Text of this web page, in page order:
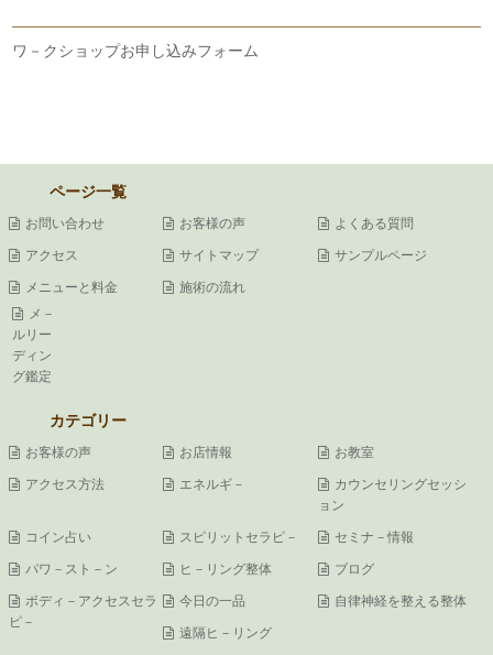
ワ－クショップお申し込みフォーム
ページ一覧
お問い合わせ お客様の声 よくある質問
アクセス サイトマップ サンプルページ
メニューと料金
メ－
ルリー
ディン
グ鑑定
施術の流れ
カテゴリー
お客様の声 お店情報 お教室
アクセス方法 エネルギ－
カウンセリングセッシ
ョン
コイン占い スピリットセラピ－ セミナ－情報
パワ－スト－ン ヒ－リング整体 ブログ
ボディ－アクセスセラ
ピ－
今日の一品 自律神経を整える整体
遠隔ヒ－リング